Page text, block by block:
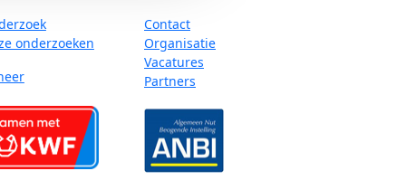
onderzoeken
Contact
Organisatie
Vacatures
Partners